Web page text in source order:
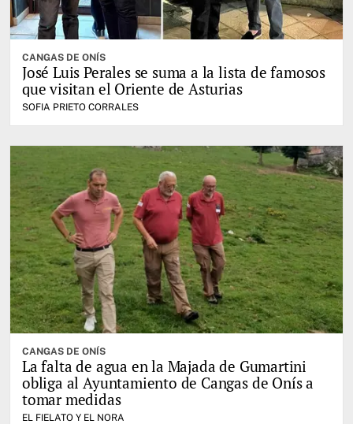
CANGAS DE ONÍS
José Luis Perales se suma a la lista de famosos
que visitan el Oriente de Asturias
SOFIA PRIETO CORRALES
CANGAS DE ONÍS
La falta de agua en la Majada de Gumartini
obliga al Ayuntamiento de Cangas de Onís a
tomar medidas
EL FIELATO Y EL NORA